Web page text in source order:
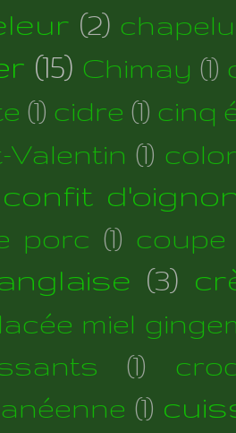
(2)
(15) Chimay (1)
(1) cidre (1) cinq
Valentin (1)
confit
porc (1) coupe
(3)
miel
(1)
(1)